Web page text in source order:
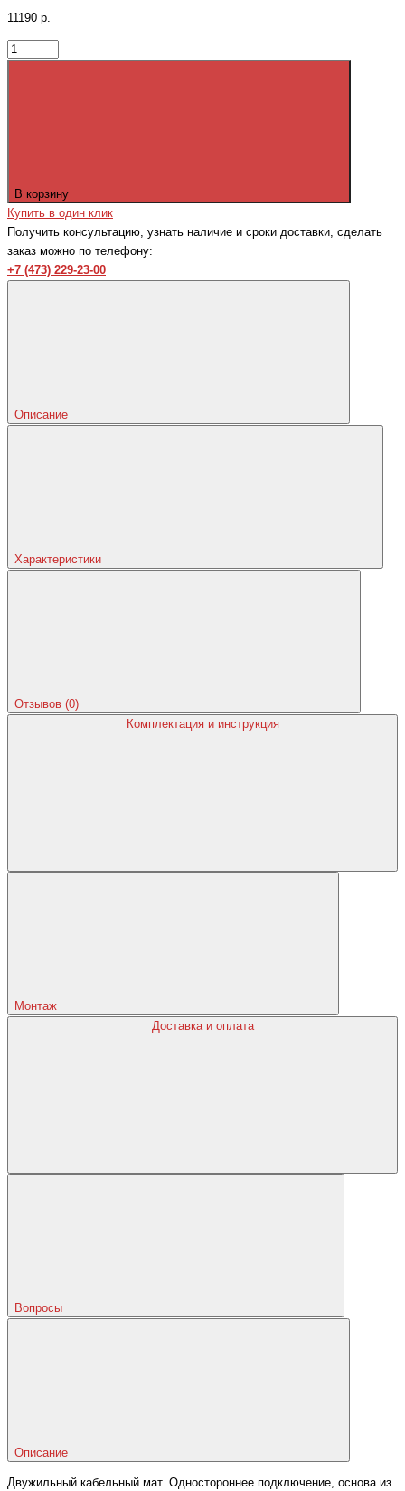
11190 р.
В корзину
Купить в один клик
Получить консультацию, узнать наличие и сроки доставки, сделать
заказ можно по телефону:
+7 (473) 229-23-00
Описание
Характеристики
Отзывов (0)
Комплектация и инструкция
Монтаж
Доставка и оплата
Вопросы
Описание
Двужильный кабельный мат. Одностороннее подключение, основа из